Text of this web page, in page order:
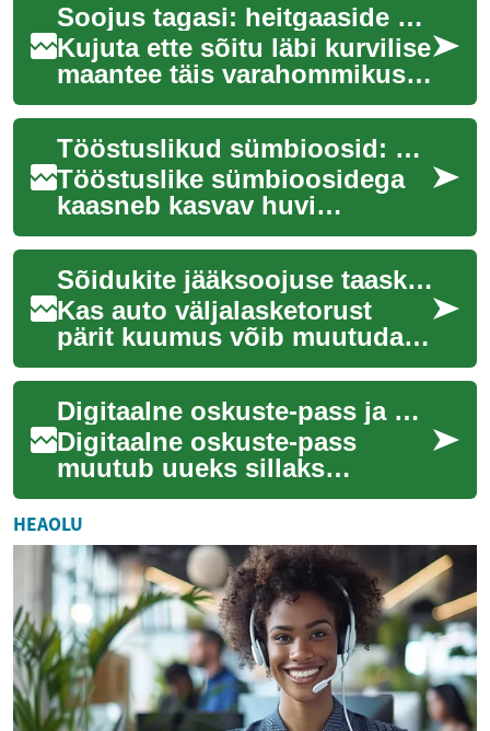
Soojus tagasi: heitgaaside energia auto kasuks
Kujuta ette sõitu läbi kurvilise
maantee täis varahommikust
udu ja vaikust ainult. Samas
sinu auto kogub ära muidu
ra...
Tööstuslikud sümbioosid: uus peatükk ressursitõhususes
Tööstuslike sümbioosidega
kaasneb kasvav huvi
tootmissektoris, kus
ettevõtted otsivad uusi viise
ressursside optimeer...
Sõidukite jääksoojuse taaskasutus: termoled ja ORC
Kas auto väljalasketorust
pärit kuumus võib muutuda
juhitava sõiduenergia
allikaks? Jääksoojuse
taaskasutus ei ole ul...
Digitaalne oskuste-pass ja modulaarne tunnustamine
Digitaalne oskuste-pass
muutub uueks sillaks
hariduse ja tööelu vahel. See
dokument salvestab
modulaarseid tõendeid r...
HEAOLU